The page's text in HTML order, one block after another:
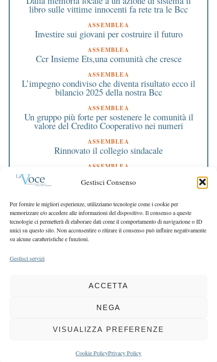
Gestisci Consenso
Per fornire le migliori esperienze, utilizziamo tecnologie come i cookie per
memorizzare e/o accedere alle informazioni del dispositivo. Il consenso a queste
tecnologie ci permetterà di elaborare dati come il comportamento di navigazione o ID
unici su questo sito. Non acconsentire o ritirare il consenso può influire negativamente
su alcune caratteristiche e funzioni.
Gestisci servizi
ACCETTA
NEGA
VISUALIZZA PREFERENZE
Cookie PolicyPrivacy Policy
libro sulle vittime innocenti fa rete tra le Bcc
ASSEMBLEA
Investire sui giovani per costruire il futuro
ASSEMBLEA
Ccr Insieme Ets,una comunità che cresce
ASSEMBLEA
L’impegno condiviso che diventa risultato ecco il
bilancio 2025 della nostra Bcc
ASSEMBLEA
Un gruppo più forte per sostenere le comunità il
valore del Credito Cooperativo nei numeri
ASSEMBLEA
Rinnovato il collegio sindacale
ASSEMBLEA
Bilancio approvato all’unanimità e 2 milioni
destinati al territorio
EDITORIALE DIRETTORE
Crescere restando riconoscibili
EDITORIALE PRESIDENTE
Costruire futuro insieme
COPYRIGHT 2025 LA VOCE |PRIVACY
BCC DI BUSTO GAROLFO E BUGUGGIATE